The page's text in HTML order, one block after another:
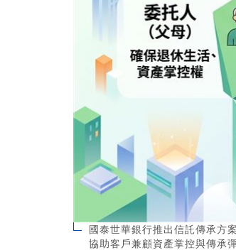
國泰世華銀行推出信託傳承方
協助客戶兼顧資產掌控與傳承